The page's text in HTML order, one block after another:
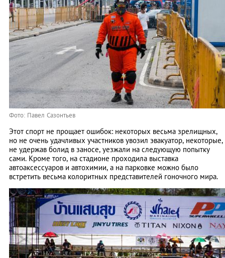
Фото: Павел Сазонтьев
Этот спорт не прощает ошибок: некоторых весьма зрелищных,
но не очень удачливых участников увозил эвакуатор, некоторые,
не удержав болид в заносе, уезжали на следующую попытку
сами. Кроме того, на стадионе проходила выставка
автоаксессуаров и автохимии, а на парковке можно было
встретить весьма колоритных представителей гоночного мира.